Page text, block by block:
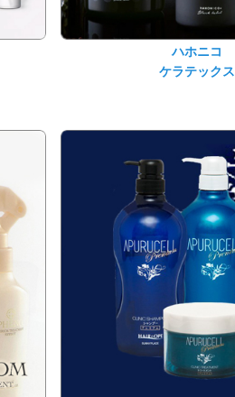
ハホニコ
ケラテックス